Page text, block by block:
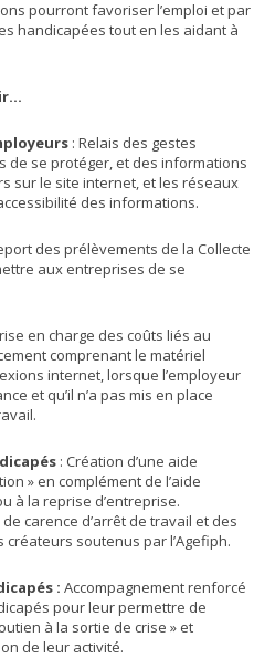
pourront favoriser l’emploi et par
handicapées tout en les aidant à
: Relais des gestes
se protéger, et des informations
sur le site internet, et les réseaux
des informations.
des prélèvements de la Collecte
aux entreprises de se
en charge des coûts liés au
comprenant le matériel
internet, lorsque l’employeur
et qu’il n’a pas mis en place
: Création d’une aide
» en complément de l’aide
à la reprise d’entreprise.
carence d’arrêt de travail et des
soutenus par l’Agefiph.
: Accompagnement renforcé
pour leur permettre de
à la sortie de crise » et
de leur activité.